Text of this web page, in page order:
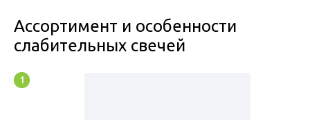
Ассортимент и особенности
слабительных свечей